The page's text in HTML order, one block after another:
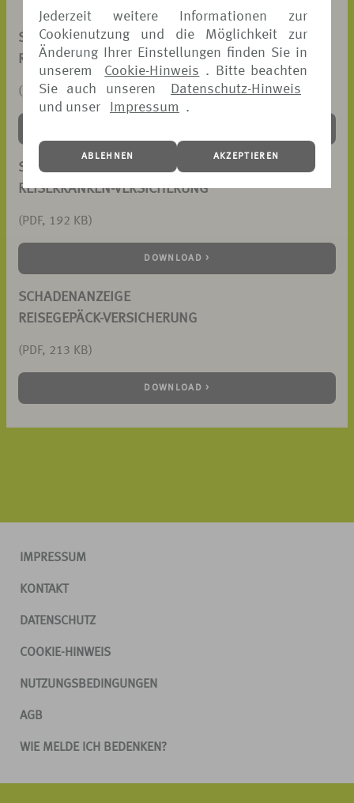
Jederzeit weitere Informationen zur
Cookienutzung und die Möglichkeit zur
Änderung Ihrer Einstellungen finden Sie in
unserem
Cookie-Hinweis . Bitte beachten
Sie auch unseren
Datenschutz-Hinweis
und unser
Impressum .
ABLEHNEN AKZEPTIEREN
SCHADENANZEIGE
REISERÜCKTRITT-VERSICHERUNG
(PDF, 326 KB)
SCHADENANZEIGE
REISEKRANKEN-VERSICHERUNG
(PDF, 192 KB)
DOWNLOAD >
SCHADENANZEIGE
REISEGEPÄCK-VERSICHERUNG
(PDF, 213 KB)
DOWNLOAD >
IMPRESSUM
KONTAKT
DATENSCHUTZ
COOKIE-HINWEIS
NUTZUNGSBEDINGUNGEN
AGB
WIE MELDE ICH BEDENKEN?